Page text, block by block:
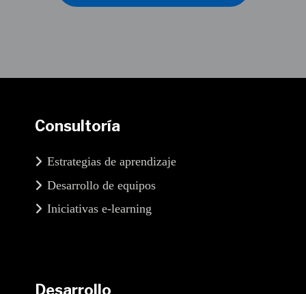
Desarrollo
Consultoría
Estrategias de aprendizaje
Desarrollo de equipos
Iniciativas e-learning